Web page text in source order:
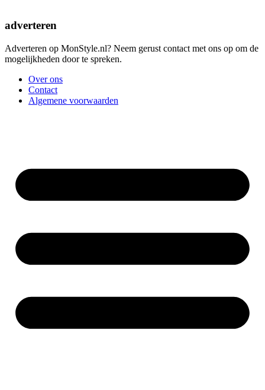
adverteren
Adverteren op MonStyle.nl? Neem gerust contact met ons op om de
mogelijkheden door te spreken.
Over ons
Contact
Algemene voorwaarden